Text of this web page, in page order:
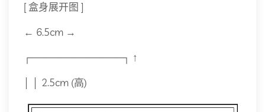
[ 盒身展开图 ]
← 6.5cm →
┌─────────────┐ ↑
│ │ 2.5cm (高)